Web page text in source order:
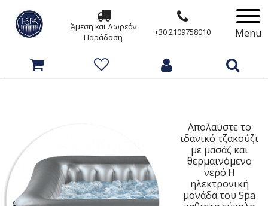
Άμεση και Δωρεάν
Παράδοση
+30 2109758010 Menu
Απολαύστε το
ιδανικό τζακούζι
με μασάζ και
θερμαινόμενο
νερό.Η
ηλεκτρονική
μονάδα του Spa